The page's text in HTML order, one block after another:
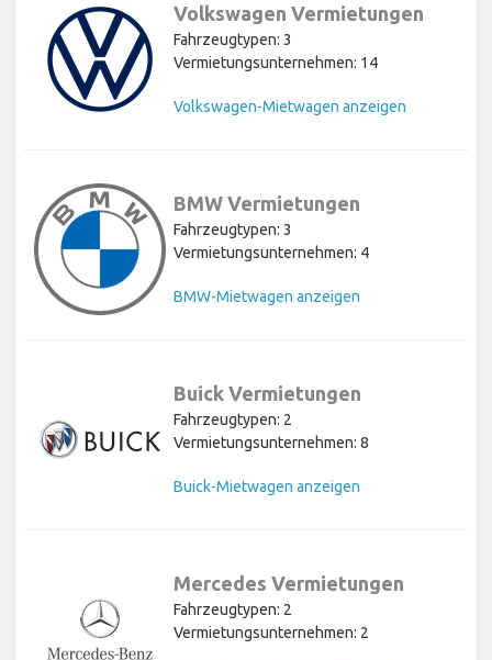
Volkswagen Vermietungen
Fahrzeugtypen: 3
Vermietungsunternehmen: 14
Volkswagen-Mietwagen anzeigen
BMW Vermietungen
Fahrzeugtypen: 3
Vermietungsunternehmen: 4
BMW-Mietwagen anzeigen
Buick Vermietungen
Fahrzeugtypen: 2
Vermietungsunternehmen: 8
Buick-Mietwagen anzeigen
Mercedes Vermietungen
Fahrzeugtypen: 2
Vermietungsunternehmen: 2